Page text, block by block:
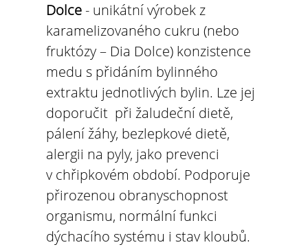
Dolce - unikátní výrobek z
karamelizovaného cukru (nebo
fruktózy – Dia Dolce) konzistence
medu s přidáním bylinného
extraktu jednotlivých bylin. Lze jej
doporučit při žaludeční dietě,
pálení žáhy, bezlepkové dietě,
alergii na pyly, jako prevenci
v chřipkovém období. Podporuje
přirozenou obranyschopnost
organismu, normální funkci
dýchacího systému i stav kloubů.